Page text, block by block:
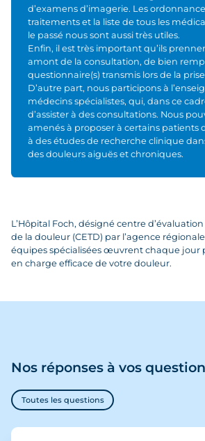
d’examens d’imagerie. Les
traitements et la liste de tous les
le passé nous sont aussi très utiles.
Enfin, il est très important qu’ils
amont de la consultation, de bien
questionnaire(s) transmis lors de la
D’autre part, nous participons à
médecins spécialistes, qui, dans ce
d’assister à des consultations. Nous
amenés à proposer à certains patients
à des études de recherche clinique
des douleurs aiguës et chroniques.
L’Hôpital Foch, désigné centre
de la douleur (CETD) par l’agence
équipes spécialisées œuvrent chaque jour
en charge efficace de votre douleur.
Nos réponses à vos
Toutes les questions